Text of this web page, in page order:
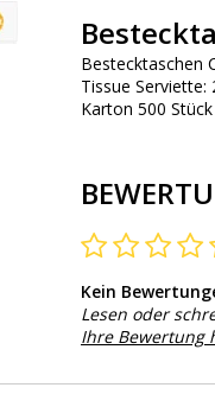
Bestecktaschen
Tissue Serviette:
Karton 500 Stück
Kein
Lesen oder
Ihre Bewertung